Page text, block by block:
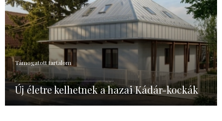
Támogatott tartalom
Új életre kelhetnek a hazai Kádár-kockák